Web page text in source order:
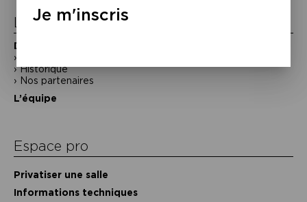
La Maison de la Poésie
Découvrir
Historique
Nos partenaires
L’équipe
Espace pro
Privatiser une salle
Informations techniques
Je m'inscris